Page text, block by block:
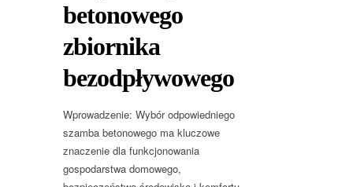
betonowego
zbiornika
bezodpływowego
Wprowadzenie: Wybór odpowiedniego
szamba betonowego ma kluczowe
znaczenie dla funkcjonowania
gospodarstwa domowego,